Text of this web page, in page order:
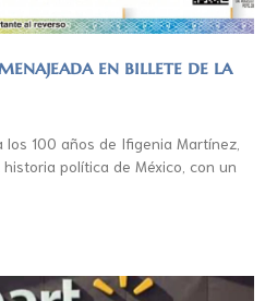
en billete de la
100 años de Ifigenia Martínez,
política de México, con un